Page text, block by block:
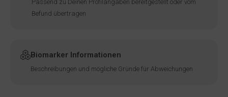
Passend zu Deinen Profilangaben bereitgestellt oder vom
Befund übertragen
Biomarker Informationen
Beschreibungen und mögliche Gründe für Abweichungen